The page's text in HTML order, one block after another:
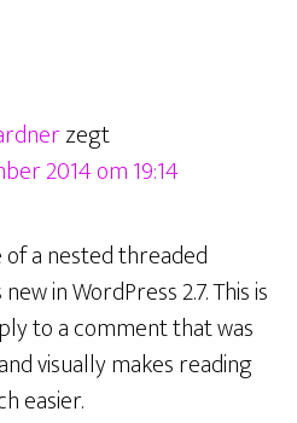
zegt
2014 om 19:14
of a nested threaded
in WordPress 2.7. This is
to a comment that was
visually makes reading
easier.